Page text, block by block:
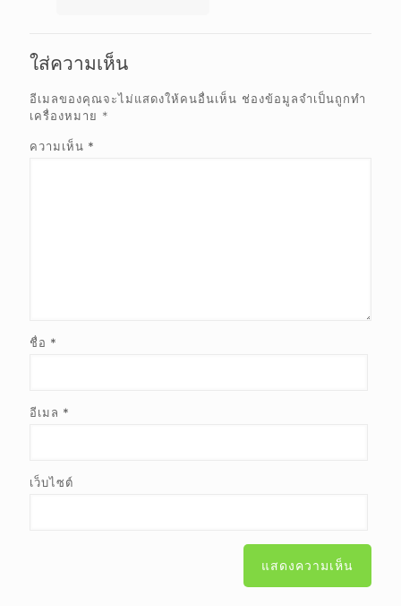
ใส่ความเห็น
อีเมลของคุณจะไม่แสดงให้คนอื่นเห็น ช่องข้อมูลจำเป็นถูกทำ
เครื่องหมาย *
ความเห็น *
ชื่อ *
อีเมล *
เว็บไซต์